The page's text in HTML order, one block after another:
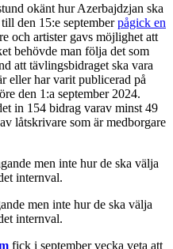
okänt hur Azerbajdzjan ska
den 15:e septemberpågick en
och artister gavs möjlighet att
behövde man följa det som
att tävlingsbidraget ska vara
eller har varit publicerad på
den 1:a september 2024.
in 154 bidrag varav minst 49
låtskrivare som är medborgare
men inte hur de ska välja
internval.
men inte hur de ska välja
internval.
fick i september vecka veta att